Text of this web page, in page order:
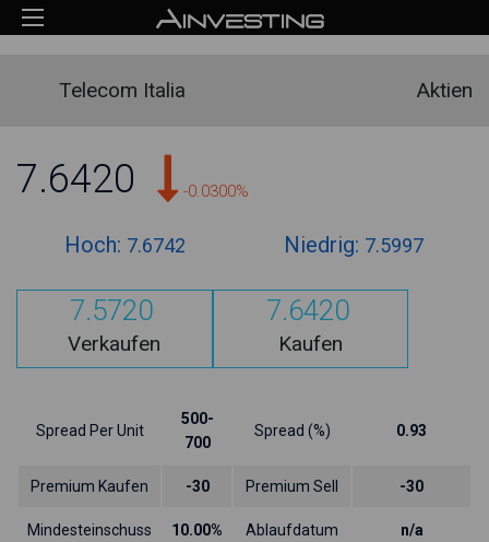
Telecom Italia Aktien
7.6420 -0.0300%
Hoch: 7.6742 Niedrig: 7.5997
7.5720
Verkaufen
7.6420
Kaufen
Spread Per Unit
500-
700
Spread (%) 0.93
Premium Kaufen -30 Premium Sell -30
Mindesteinschuss 10.00% Ablaufdatum n/a